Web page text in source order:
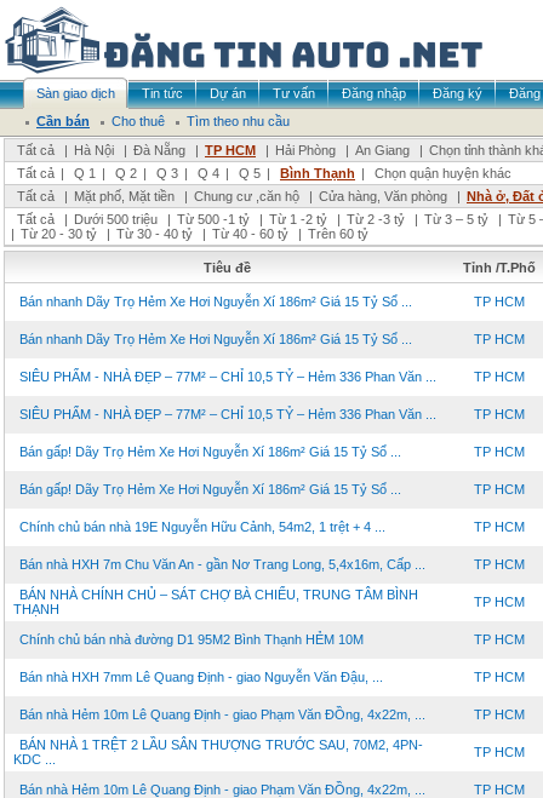
Sàn giao dịch Tin tức Dự án Tư vấn Đăng nhập Đăng ký
Đăng
Cần bán
Cho thuê
Tìm theo nhu cầu
Tất cả
| Hà Nội | Đà Nẵng | TP HCM | Hải Phòng | An Giang | Chọn tỉnh thành
Tất cả | Q 1 | Q 2 | Q 3 | Q 4 | Q 5 | Bình Thạnh |
Chọn quận huyện khác
Tất cả
| Mặt phố, Mặt tiền | Chung cư ,căn hộ | Cửa hàng, Văn phòng | Nhà ở, Đất
Tất cả
| Dưới 500 triệu | Từ 500 -1 tỷ | Từ 1 -2 tỷ | Từ 2 -3 tỷ | Từ 3 – 5 tỷ | Từ 5
| Từ 20 - 30 tỷ | Từ 30 - 40 tỷ | Từ 40 - 60 tỷ | Trên 60 tỷ
Tiêu đề Tỉnh /T.Phố
Bán nhanh Dãy Trọ Hẻm Xe Hơi Nguyễn Xí 186m² Giá 15 Tỷ Sổ ... TP HCM
Bán nhanh Dãy Trọ Hẻm Xe Hơi Nguyễn Xí 186m² Giá 15 Tỷ Sổ ... TP HCM
SIÊU PHẨM - NHÀ ĐẸP – 77M² – CHỈ 10,5 TỶ – Hẻm 336 Phan Văn ... TP HCM
SIÊU PHẨM - NHÀ ĐẸP – 77M² – CHỈ 10,5 TỶ – Hẻm 336 Phan Văn ... TP HCM
Bán gấp! Dãy Trọ Hẻm Xe Hơi Nguyễn Xí 186m² Giá 15 Tỷ Sổ ... TP HCM
Bán gấp! Dãy Trọ Hẻm Xe Hơi Nguyễn Xí 186m² Giá 15 Tỷ Sổ ... TP HCM
Chính chủ bán nhà 19E Nguyễn Hữu Cảnh, 54m2, 1 trệt + 4 ... TP HCM
Bán nhà HXH 7m Chu Văn An - gần Nơ Trang Long, 5,4x16m, Cấp ... TP HCM
BÁN NHÀ CHÍNH CHỦ – SÁT CHỢ BÀ CHIỂU, TRUNG TÂM BÌNH
THẠNH
TP HCM
Chính chủ bán nhà đường D1 95M2 Bình Thạnh HẺM 10M TP HCM
Bán nhà HXH 7mm Lê Quang Định - giao Nguyễn Văn Đậu, ... TP HCM
Bán nhà Hẻm 10m Lê Quang Định - giao Phạm Văn ĐỒng, 4x22m, ... TP HCM
BÁN NHÀ 1 TRỆT 2 LẦU SÂN THƯỢNG TRƯỚC SAU, 70M2, 4PN-
KDC ...
TP HCM
Bán nhà Hẻm 10m Lê Quang Định - giao Phạm Văn ĐỒng, 4x22m, ... TP HCM